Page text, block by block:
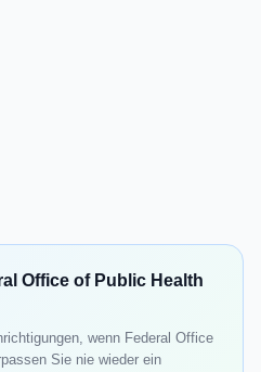
Office of Public Health
wenn Federal Office
Sie nie wieder ein